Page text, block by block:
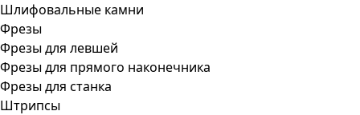
Шлифовальные камни
Фрезы
Фрезы для левшей
Фрезы для прямого наконечника
Фрезы для станка
Штрипсы